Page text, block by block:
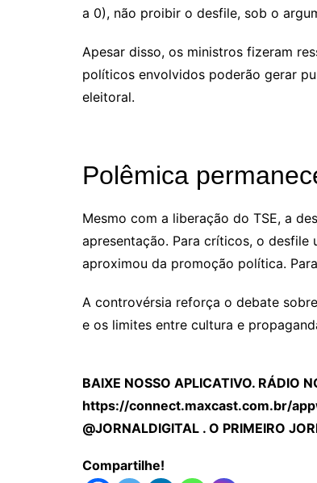
a 0), não proibir o desfile, sob o
Apesar disso, os ministros fizeram
políticos envolvidos poderão gerar
eleitoral.
Polêmica
Mesmo com a liberação do TSE, a
apresentação. Para críticos, o
aproximou da promoção política.
A controvérsia reforça o debate
e os limites entre cultura e
BAIXE NOSSO APLICATIVO. RÁDIO
https://connect.maxcast.com.br/
@JORNALDIGITAL . O PRIMEIRO
Compartilhe!